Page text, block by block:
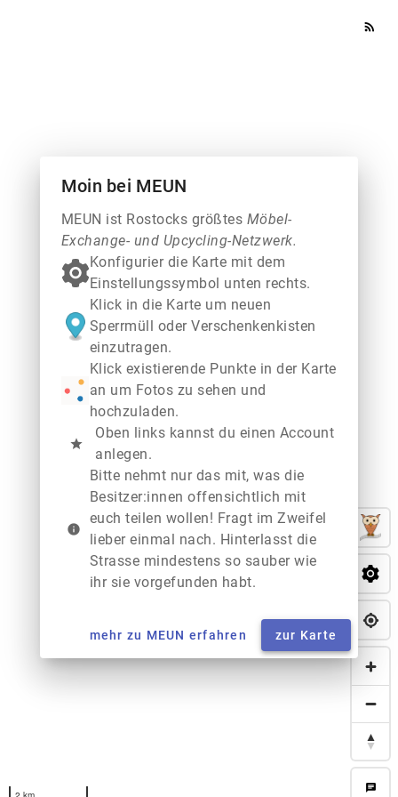
rss_feed
chat
Moin bei MEUN
MEUN ist Rostocks größtes Möbel-
Exchange- und Upcycling-Netzwerk.
Konfigurier die Karte mit dem
Einstellungssymbol unten rechts.
Klick in die Karte um neuen
Sperrmüll oder Verschenkenkisten
einzutragen.
Klick existierende Punkte in der Karte
an um Fotos zu sehen und
hochzuladen.
star
Oben links kannst du einen Account
anlegen.
info
Bitte nehmt nur das mit, was die
Besitzer:innen offensichtlich mit
euch teilen wollen! Fragt im Zweifel
lieber einmal nach. Hinterlasst die
Strasse mindestens so sauber wie
ihr sie vorgefunden habt.
mehr zu MEUN erfahren zur Karte